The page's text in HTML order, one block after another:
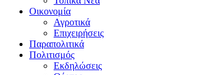
Οικονομία
Αγροτικά
Επιχειρήσεις
Παραπολιτικά
Πολιτισμός
Εκδηλώσεις